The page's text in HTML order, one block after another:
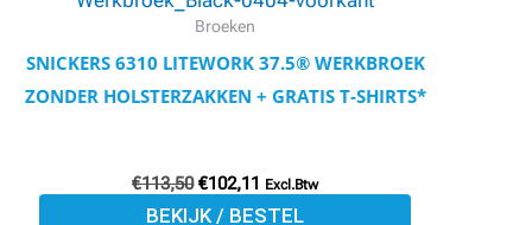
Broeken
SNICKERS 6310 LITEWORK 37.5® WERKBROEK
ZONDER HOLSTERZAKKEN + GRATIS T-SHIRTS*
€113,50 €102,11 Excl.Btw
BEKIJK / BESTEL
meerdere
variaties.
Deze
gekozen
worden